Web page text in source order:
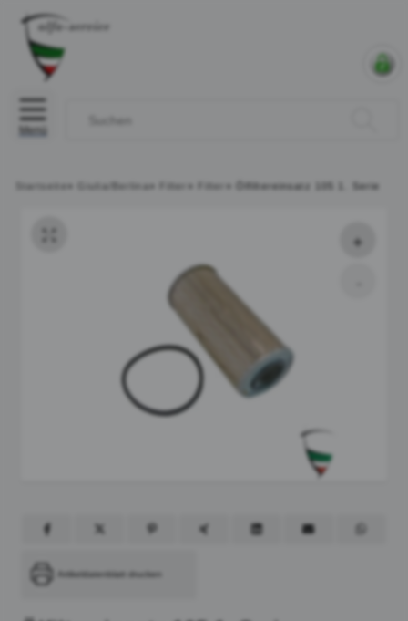
Menü
Startseite » Giulia/Berlina» Filter » Filter » Ölfiltereinsatz 105 1. Serie
Artikeldatenblatt drucken